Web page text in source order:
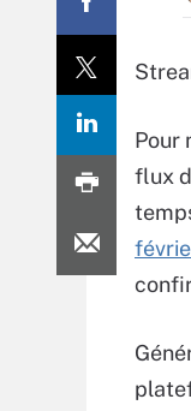
Pour
flux